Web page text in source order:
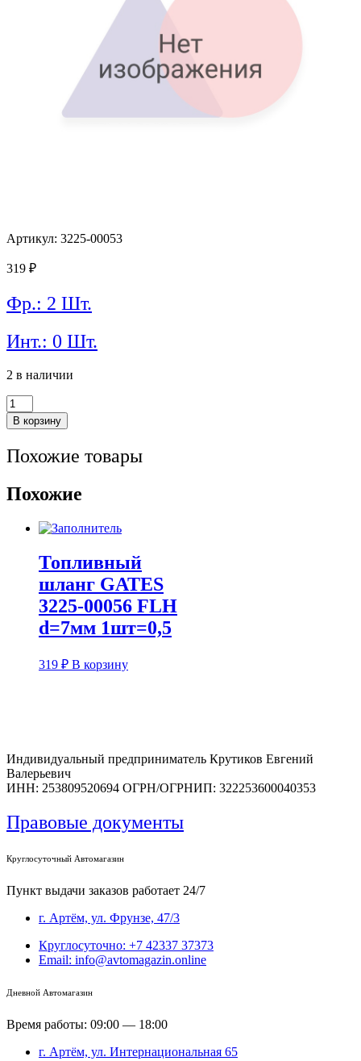
Артикул: 3225-00053
319 ₽
Фр.: 2 Шт.
Инт.: 0 Шт.
2 в наличии
Количество
товара
Топливный
GATES
00053
FLH
d=8мм
1шт=0,5
В корзину
Похожие товары
Похожие
Топливный
шланг GATES
3225-00056 FLH
d=7мм 1шт=0,5
319 ₽ В корзину
Индивидуальный предприниматель Крутиков Евгений
Валерьевич
ИНН: 253809520694 ОГРН/ОГРНИП: 322253600040353
Правовые документы
Круглосуточный Автомагазин
Пункт выдачи заказов работает 24/7
г. Артём, ул. Фрунзе, 47/3
Круглосуточно: +7 42337 37373
Email: info@avtomagazin.online
Дневной Автомагазин
Время работы: 09:00 — 18:00
г. Артём, ул. Интернациональная 65